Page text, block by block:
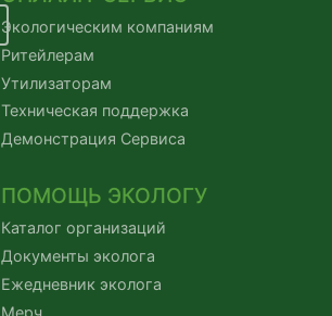
Экологическим компаниям
Ритейлерам
Утилизаторам
Техническая поддержка
Демонстрация Сервиса
ПОМОЩЬ ЭКОЛОГУ
Каталог организаций
Документы эколога
Ежедневник эколога
Мерч